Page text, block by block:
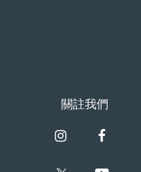
關註我們